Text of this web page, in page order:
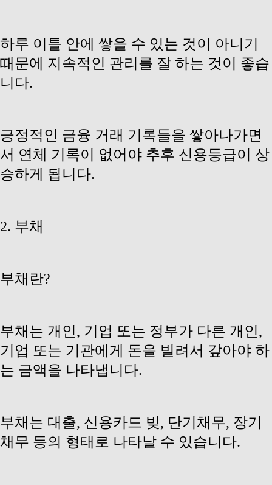
하루 이틀 안에 쌓을 수 있는 것이 아니기
때문에 지속적인 관리를 잘 하는 것이 좋습
니다.
긍정적인 금융 거래 기록들을 쌓아나가면
서 연체 기록이 없어야 추후 신용등급이 상
승하게 됩니다.
2. 부채
부채란?
부채는 개인, 기업 또는 정부가 다른 개인,
기업 또는 기관에게 돈을 빌려서 갚아야 하
는 금액을 나타냅니다.
부채는 대출, 신용카드 빚, 단기채무, 장기
채무 등의 형태로 나타날 수 있습니다.